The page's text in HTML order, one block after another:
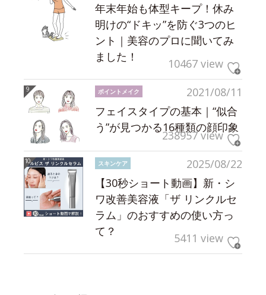
年末年始も体型キープ！休み
明けの“ドキッ”を防ぐ3つのヒ
ント｜美容のプロに聞いてみ
ました！
10467 view
2021/08/11
ポイントメイク
フェイスタイプの基本｜“似合
う”が見つかる16種類の顔印象
238957 view
2025/08/22
スキンケア
【30秒ショート動画】新・シ
ワ改善美容液「ザ リンクルセ
ラム」のおすすめの使い方っ
て？
5411 view